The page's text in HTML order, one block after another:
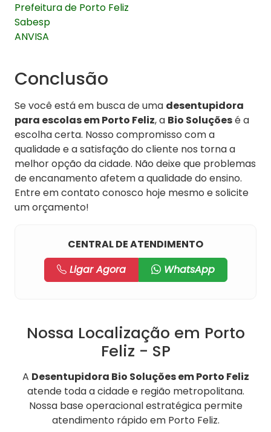
Prefeitura de Porto Feliz
Sabesp
ANVISA
Conclusão
Se você está em busca de uma desentupidora
para escolas em Porto Feliz, a Bio Soluçõesé a
escolha certa. Nosso compromisso com a
qualidade e a satisfação do cliente nos torna a
melhor opção da cidade. Não deixe que problemas
de encanamento afetem a qualidade do ensino.
Entre em contato conosco hoje mesmo e solicite
um orçamento!
CENTRAL DE ATENDIMENTO
Ligar Agora
WhatsApp
Nossa Localização em Porto
Feliz - SP
A Desentupidora Bio Soluções em Porto Feliz
atende toda a cidade e região metropolitana.
Nossa base operacional estratégica permite
atendimento rápido em Porto Feliz.